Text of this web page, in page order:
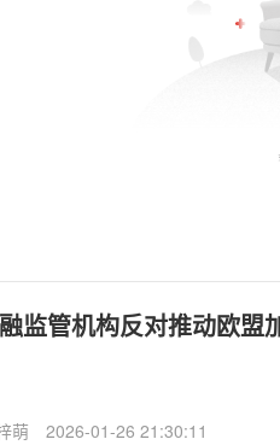
监管机构反对推动欧盟
萌 2026-01-26 21:30:11